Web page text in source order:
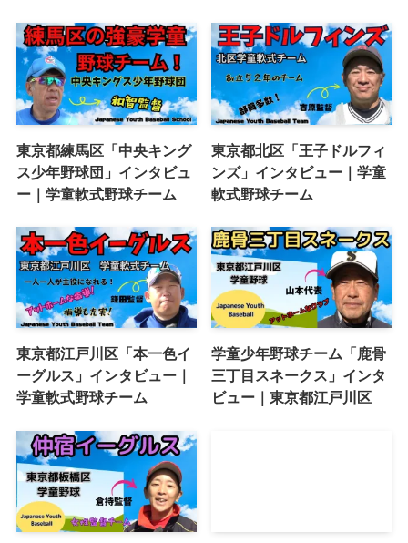
東京都練馬区「中央キング
ス少年野球団」インタビュ
ー｜学童軟式野球チーム
東京都北区「王子ドルフィ
ンズ」インタビュー｜学童
軟式野球チーム
東京都江戸川区「本一色イ
ーグルス」インタビュー｜
学童軟式野球チーム
学童少年野球チーム「鹿骨
三丁目スネークス」インタ
ビュー｜東京都江戸川区